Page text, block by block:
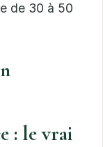
de 30 à 50
: le vrai